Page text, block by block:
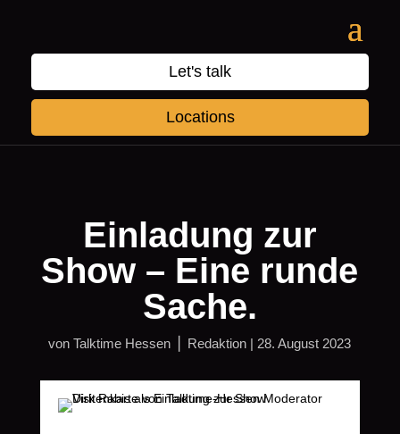
Let's talk
Locations
Einladung zur
Show – Eine runde
Sache.
vonTalktime Hessen ⎪ Redaktion | 28. August 2023